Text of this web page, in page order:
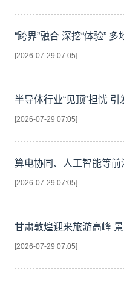
“跨界”融合 深挖“体验”
[2026-07-29 07:05]
半导体行业“见顶”担忧
[2026-07-29 07:05]
算电协同、人工智能等
[2026-07-29 07:05]
甘肃敦煌迎来旅游高峰
[2026-07-29 07:05]